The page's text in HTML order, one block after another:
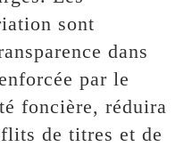
sont
dans
par le
foncière, réduira
de titres et de